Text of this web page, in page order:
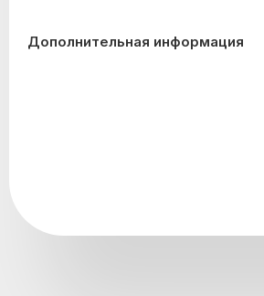
Дополнительная информация